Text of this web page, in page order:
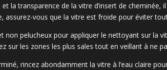
la transparence de la vitre d’insert de
assurez-vous que la vitre est froide pour éviter
non pelucheux pour appliquer le nettoyant sur la
sur les zones les plus sales tout en veillant à ne
rincez abondamment la vitre à l’eau claire